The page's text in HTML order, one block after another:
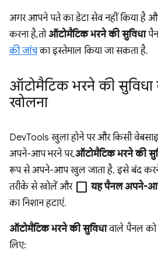
अगर आपने पते का डेटा सेव नहीं किया है
करना है, तोऑटोमैटिक भरने की सुविधा
की जांचका इस्तेमाल किया जा सकता है.
ऑटोमैटिक भरने की सुविधा
खोलना
DevTools खुला होने पर और किसी
अपने-आप भरने पर,ऑटोमैटिक भरने की
रूप से अपने-आप खुल जाता है. इसे बंद
तरीके से खोलें और check_box_outline_blank यह पैनल अपने-
का निशान हटाएं.
ऑटोमैटिक भरने की सुविधावाले पैनल
लिए: